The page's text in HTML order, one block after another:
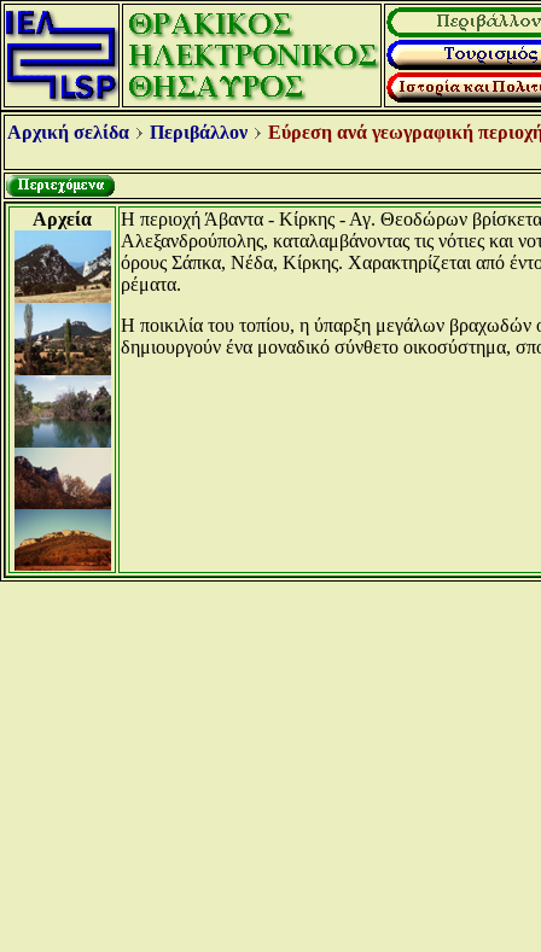
Αρχική σελίδα Περιβάλλον Εύρεση ανά γεωγραφική
Αρχεία
Η περιοχή Άβαντα - Κίρκης - Αγ. Θεοδώρων
Αλεξανδρούπολης, καταλαμβάνοντας τις νότιες και
όρους Σάπκα, Νέδα, Κίρκης. Χαρακτηρίζεται από
ρέματα.
Η ποικιλία του τοπίου, η ύπαρξη μεγάλων
δημιουργούν ένα μοναδικό σύνθετο οικοσύστημα,